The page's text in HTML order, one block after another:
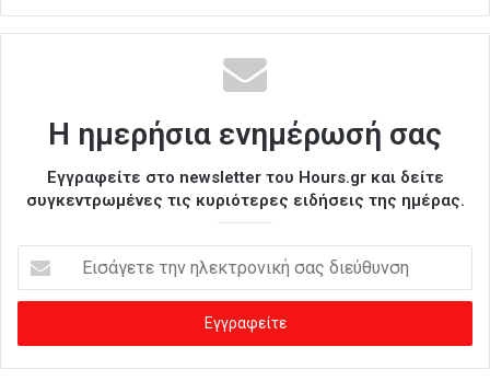
Η ημερήσια ενημέρωσή σας
Εγγραφείτε στο newsletter του Hours.gr και δείτε
συγκεντρωμένες τις κυριότερες ειδήσεις της ημέρας.
σ
γ
ε